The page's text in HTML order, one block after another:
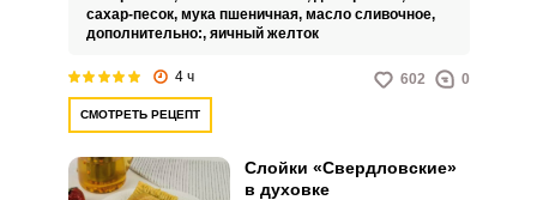
сахар-песок, мука пшеничная, масло сливочное,
дополнительно:, яичный желток
4 ч 602 0
СМОТРЕТЬ РЕЦЕПТ
Слойки «Свердловские»
в духовке